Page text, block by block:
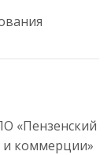
«Пензенский
коммерции»